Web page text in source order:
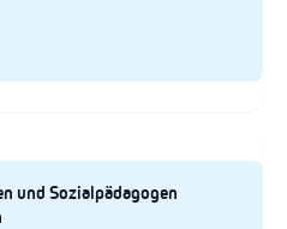
und Sozialpädagogen